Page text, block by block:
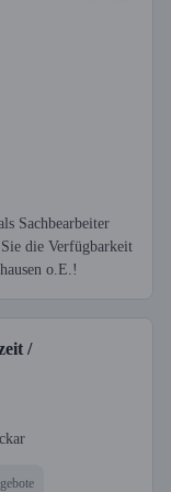
Sachbearbeiter
die Verfügbarkeit
o.E.!
/